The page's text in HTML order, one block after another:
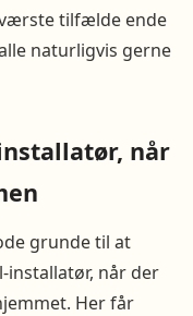
tilfælde ende
naturligvis gerne
når
grunde til at
installatør, når der
Her får